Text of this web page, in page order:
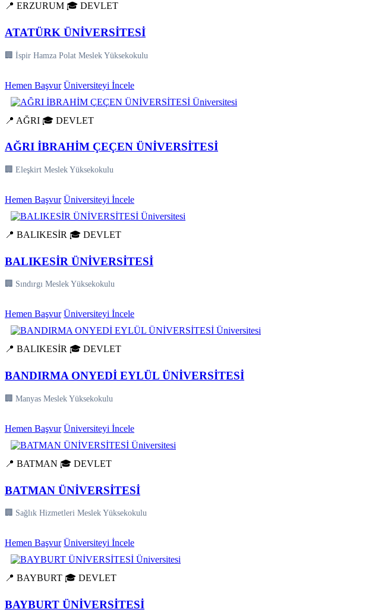
📍 ERZURUM 🎓 DEVLET
ATATÜRK ÜNİVERSİTESİ
🏢 İspir Hamza Polat Meslek Yüksekokulu
Hemen Başvur Üniversiteyi İncele
📍 AĞRI 🎓 DEVLET
AĞRI İBRAHİM ÇEÇEN ÜNİVERSİTESİ
🏢 Eleşkirt Meslek Yüksekokulu
Hemen Başvur Üniversiteyi İncele
📍 BALIKESİR 🎓 DEVLET
BALIKESİR ÜNİVERSİTESİ
🏢 Sındırgı Meslek Yüksekokulu
Hemen Başvur Üniversiteyi İncele
📍 BALIKESİR 🎓 DEVLET
BANDIRMA ONYEDİ EYLÜL ÜNİVERSİTESİ
🏢 Manyas Meslek Yüksekokulu
Hemen Başvur Üniversiteyi İncele
📍 BATMAN 🎓 DEVLET
BATMAN ÜNİVERSİTESİ
🏢 Sağlık Hizmetleri Meslek Yüksekokulu
Hemen Başvur Üniversiteyi İncele
📍 BAYBURT 🎓 DEVLET
BAYBURT ÜNİVERSİTESİ